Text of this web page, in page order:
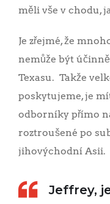
měli vše v chodu,
Je zřejmé, že
nemůže být
Texasu. Takže
poskytujeme, je
odborníky přímo
roztroušené po
jihovýchodní Asii.
Jeffrey,